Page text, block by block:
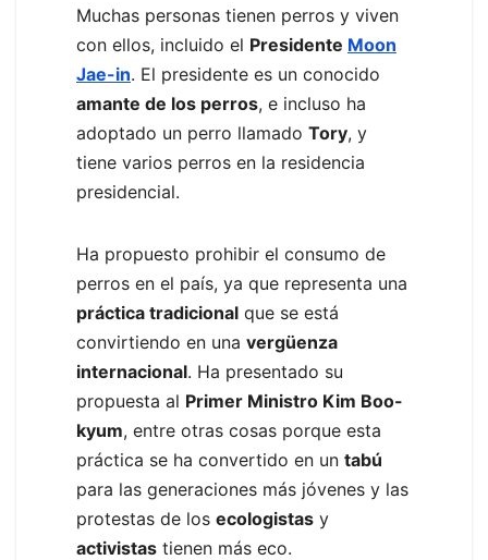
Muchas personas tienen perros y viven
con ellos, incluido el Presidente Moon
Jae-in. El presidente es un conocido
amante de los perros, e incluso ha
adoptado un perro llamado Tory, y
tiene varios perros en la residencia
presidencial.
Ha propuesto prohibir el consumo de
perros en el país, ya que representa una
práctica tradicional que se está
convirtiendo en una vergüenza
internacional. Ha presentado su
propuesta al Primer Ministro Kim Boo-
kyum, entre otras cosas porque esta
práctica se ha convertido en un tabú
para las generaciones más jóvenes y las
protestas de los ecologistas y
activistas tienen más eco.